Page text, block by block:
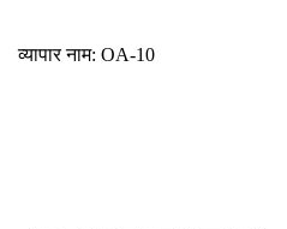
व्यापार नाम: OA-10